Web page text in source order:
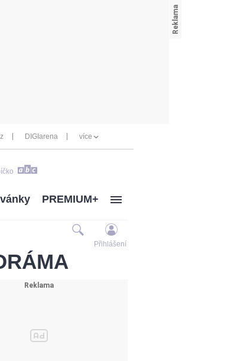
DIGIarena více
PREMIUM+
Přihlášení